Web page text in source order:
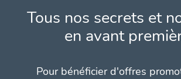
Tous nos secrets et
en avant
Pour bénéficier d'offres